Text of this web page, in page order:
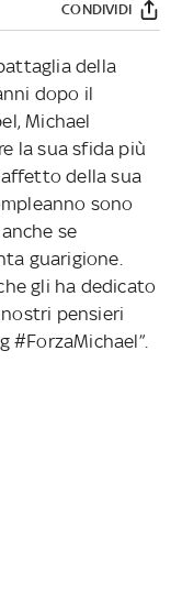
CONDIVIDI
della
dopo il
Michael
la sua sfida più
della sua
sono
se
guarigione.
gli ha dedicato
pensieri